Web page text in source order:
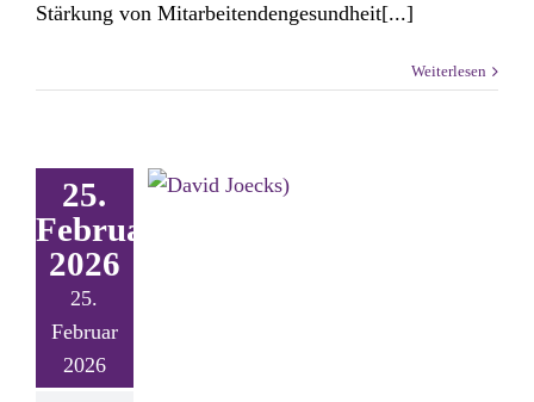
Stärkung von Mitarbeitendengesundheit[...]
Weiterlesen
25.
Februar
2026
25.
Februar
2026